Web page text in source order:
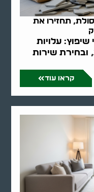
תחזירו את
שיפוץ: עלויות
ובחירת שירות
קראו עוד